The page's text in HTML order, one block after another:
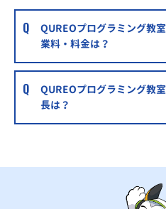
QUREOプログラミング教
業料・料金は？
QUREOプログラミング教
長は？